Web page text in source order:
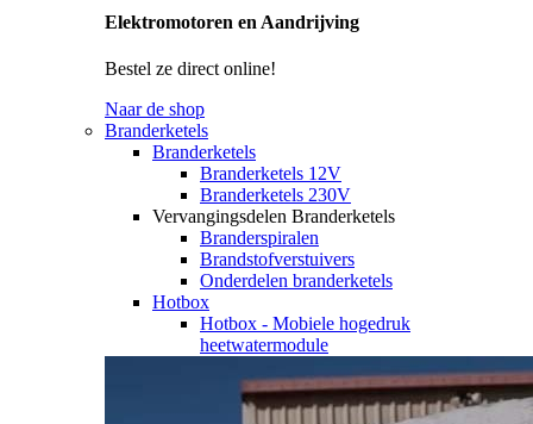
Elektromotoren en Aandrijving
Bestel ze direct online!
Naar de shop
Branderketels
Branderketels
Branderketels 12V
Branderketels 230V
Vervangingsdelen Branderketels
Branderspiralen
Brandstofverstuivers
Onderdelen branderketels
Hotbox
Hotbox - Mobiele hogedruk
heetwatermodule